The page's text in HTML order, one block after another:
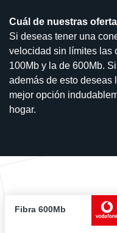
Cuál de nuestras
Si deseas tener una
velocidad sin límites las
100Mb y la de 600Mb.
además de esto deseas
mejor opción
hogar.
Fibra 600Mb